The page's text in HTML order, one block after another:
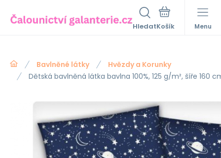
Hledat Menu
Bavlněné látky
Hvězdy a Korunky
Dětská bavlněná látka bavlna 100%, 125 g/m², šíře 160